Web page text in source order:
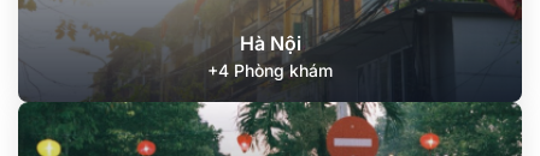
Hà Nội
+4 Phòng khám